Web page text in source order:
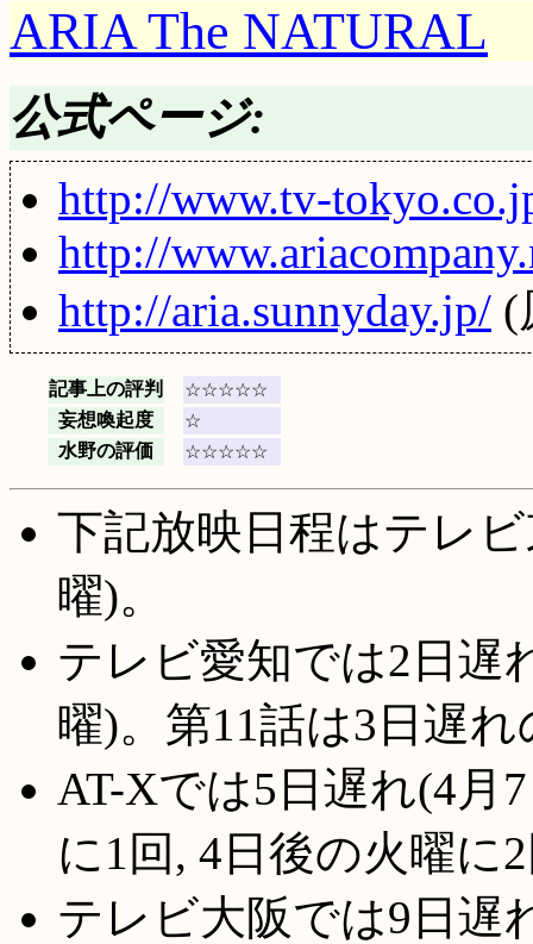
ARIA The NATURAL
公式ページ:
http://www.tv-
http://
http://aria.sunnyday.jp/ (
記事上の評判
☆☆☆☆☆
妄想喚起度
☆
水野の評価
☆☆☆☆☆
下記放映日程はテレ
曜)。
テレビ愛知では2日遅
曜)。第11話は3日遅
AT-Xでは5日遅れ(4月
に1回, 4日後の火曜に
テレビ大阪では9日遅